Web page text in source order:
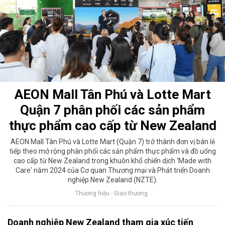
AEON Mall Tân Phú và Lotte Mart
Quận 7 phân phối các sản phẩm
thực phẩm cao cấp từ New Zealand
AEON Mall Tân Phú và Lotte Mart (Quận 7) trở thành đơn vị bán lẻ
tiếp theo mở rộng phân phối các sản phẩm thực phẩm và đồ uống
cao cấp từ New Zealand trong khuôn khổ chiến dịch 'Made with
Care' năm 2024 của Cơ quan Thương mại và Phát triển Doanh
nghiệp New Zealand (NZTE).
Thương hiệu - Giao thương
Doanh nghiệp New Zealand tham gia xúc tiến